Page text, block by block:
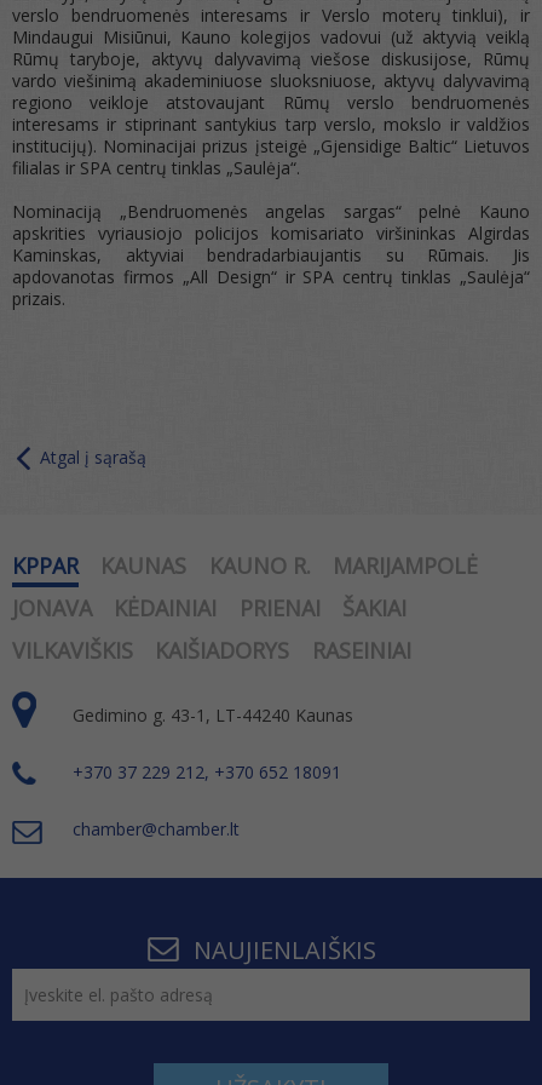
verslo bendruomenės interesams ir Verslo moterų tinklui), ir
Mindaugui Misiūnui, Kauno kolegijos vadovui (už aktyvią veiklą
Rūmų taryboje, aktyvų dalyvavimą viešose diskusijose, Rūmų
vardo viešinimą akademiniuose sluoksniuose, aktyvų dalyvavimą
regiono veikloje atstovaujant Rūmų verslo bendruomenės
interesams ir stiprinant santykius tarp verslo, mokslo ir valdžios
institucijų). Nominacijai prizus įsteigė „Gjensidige Baltic“ Lietuvos
filialas ir SPA centrų tinklas „Saulėja“.
Nominaciją „Bendruomenės angelas sargas“ pelnė Kauno
apskrities vyriausiojo policijos komisariato viršininkas Algirdas
Kaminskas, aktyviai bendradarbiaujantis su Rūmais. Jis
apdovanotas firmos „All Design“ ir SPA centrų tinklas „Saulėja“
prizais.
Atgal į sąrašą
KPPAR KAUNAS KAUNO R.
MARIJAMPOLĖ
JONAVA
KĖDAINIAI PRIENAI
ŠAKIAI
VILKAVIŠKIS
KAIŠIADORYS RASEINIAI
Gedimino g. 43-1, LT-44240 Kaunas
+370 37 229 212, +370 652 18091
chamber@chamber.lt
NAUJIENLAIŠKIS